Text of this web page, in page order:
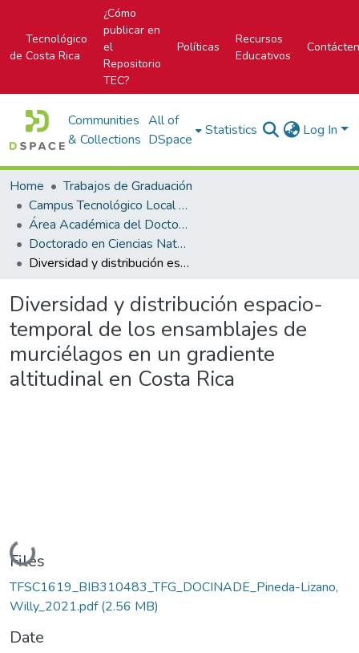
Tecnológico
de Costa Rica
¿Cómo
publicar en
el
Repositorio
TEC?
Políticas
Recursos
Educativos
Communities
& Collections
All of
DSpace
Statistics Log In
Home
Trabajos de Graduación
Campus Tecnológico Local San Carlos
Área Académica del Doctorado en Ciencias Naturales para el Desarrollo
Doctorado en Ciencias Naturales para el Desarrollo
Diversidad y distribución espacio-temporal de los ensamblajes de murciélagos en un gradiente altitudinal en Costa Rica
Diversidad y distribución espacio-
temporal de los ensamblajes de
murciélagos en un gradiente
altitudinal en Costa Rica
Loading...
Files
TFSC1619_BIB310483_TFG_DOCINADE_Pineda-Lizano,
Willy_2021.pdf(2.56 MB)
Date